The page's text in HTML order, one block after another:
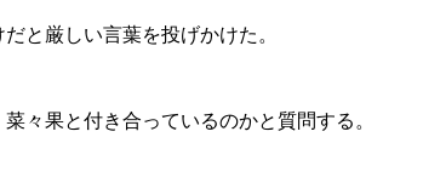
と厳しい言葉を投げかけた。
々果と付き合っているのかと質問する。